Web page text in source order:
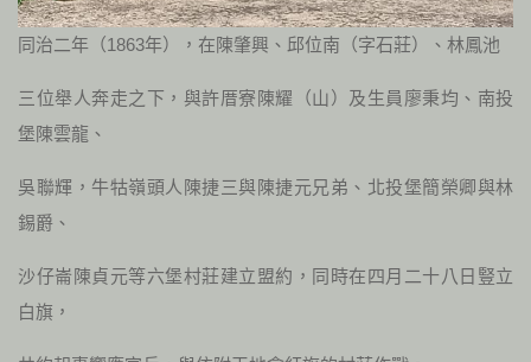
同治二年（1863年），在陳肇興、邱位南（字石莊）、林鳳池
三位舉人奔走之下，與許厝寮陳耀（山）及生員廖秉均、南投
堡陳雲龍、
吳聯輝，牛牯嶺頭人陳捷三與陳捷元兄弟、北投堡簡榮卿與林
錫爵、
沙仔崙陳貞元等六堡村莊建立盟約，同時在四月二十八日豎立
白旗，